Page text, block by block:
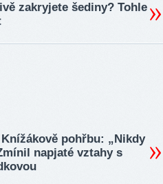
zakryjete šediny? Tohle
pohřbu: „Nikdy
napjaté vztahy s